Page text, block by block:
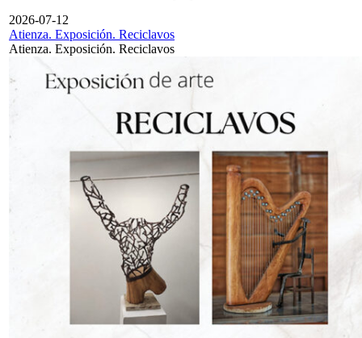
2026-07-12
Atienza. Exposición. Reciclavos
Atienza. Exposición. Reciclavos